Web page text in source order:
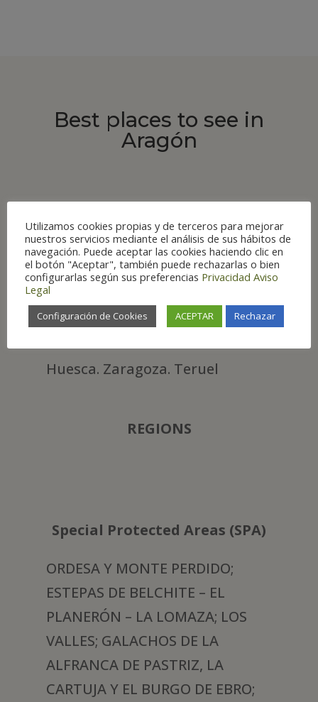
Best places to see in
Aragón
ROUTES
PROVINCES
Huesca. Zaragoza. Teruel
REGIONS
Special Protected Areas (SPA)
ORDESA Y MONTE PERDIDO;
ESTEPAS DE BELCHITE – EL
PLANERÓN – LA LOMAZA; LOS
VALLES; GALACHOS DE LA
ALFRANCA DE PASTRIZ, LA
CARTUJA Y EL BURGO DE EBRO;
Utilizamos cookies propias y de terceros para mejorar
nuestros servicios mediante el análisis de sus hábitos de
navegación. Puede aceptar las cookies haciendo clic en
el botón "Aceptar", también puede rechazarlas o bien
configurarlas según sus preferencias Privacidad Aviso
Legal
Configuración de Cookies ACEPTAR Rechazar